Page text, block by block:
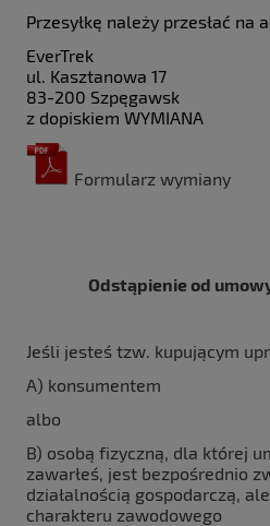
Przesyłkę należy przesłać na
EverTrek
ul. Kasztanowa 17
83-200 Szpęgawsk
z dopiskiem WYMIANA
Formularz wymiany
Odstąpienie od
Jeśli jesteś tzw. kupującym
A) konsumentem
albo
B) osobą fizyczną, dla której
zawarłeś, jest bezpośrednio
działalnością gospodarczą,
charakteru zawodowego